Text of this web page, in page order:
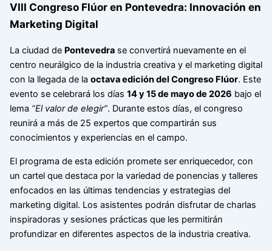
VIII Congreso Flúor en Pontevedra: Innovación en
Marketing Digital
La ciudad de Pontevedrase convertirá nuevamente en el
centro neurálgico de la industria creativa y el marketing digital
con la llegada de la octava edición del Congreso Flúor. Este
evento se celebrará los días 14 y 15 de mayo de 2026 bajo el
lema “El valor de elegir”. Durante estos días, el congreso
reunirá a más de 25 expertos que compartirán sus
conocimientos y experiencias en el campo.
El programa de esta edición promete ser enriquecedor, con
un cartel que destaca por la variedad de ponencias y talleres
enfocados en las últimas tendencias y estrategias del
marketing digital. Los asistentes podrán disfrutar de charlas
inspiradoras y sesiones prácticas que les permitirán
profundizar en diferentes aspectos de la industria creativa.